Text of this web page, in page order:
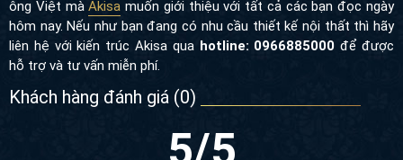
liên hệ với kiến trúc Akisa quahotline: 0966885000để được hỗ
trợ và tư vấn miễn phí.
Khách hàng đánh giá (
5/5